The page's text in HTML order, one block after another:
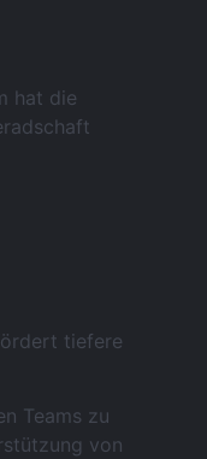
hat die
tiefere
Teams zu
von